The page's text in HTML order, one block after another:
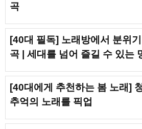
곡
[40대 필독] 노래방에서 분위
곡 | 세대를 넘어 즐길 수 있는
[40대에게 추천하는 봄 노래]
추억의 노래를 픽업